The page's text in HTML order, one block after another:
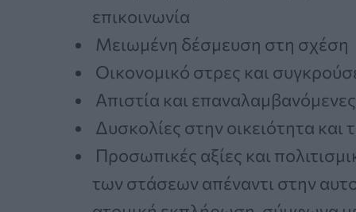
επικοινωνία
Μειωμένη δέσμευση στη σχέση
Οικονομικό στρες και
Απιστία και
Δυσκολίες στην οικειότητα και
Προσωπικές αξίες και
των στάσεων απέναντι στην